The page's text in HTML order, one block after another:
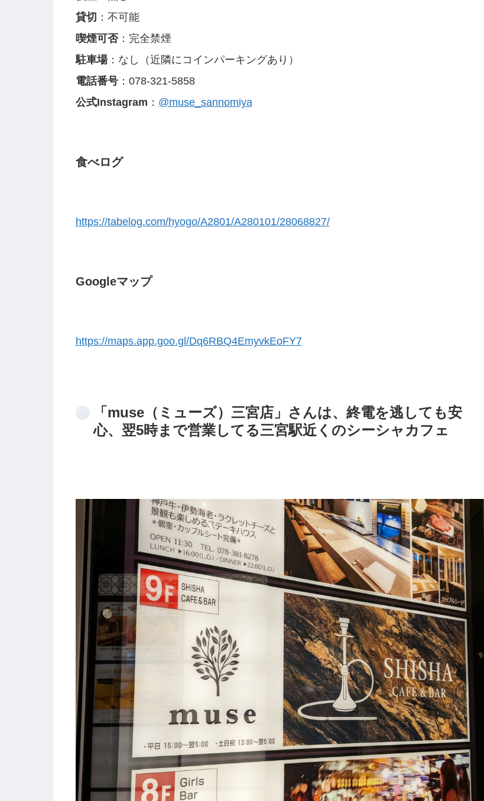
貸切 ：不可能
喫煙可否：完全禁煙
駐車場：なし（近隣にコインパーキングあり）
電話番号：078-321-5858
公式Instagram ： @muse_sannomiya
食べログ
https://tabelog.com/hyogo/A2801/A280101/28068827/
Googleマップ
https://maps.app.goo.gl/Dq6RBQ4EmyvkEoFY7
「muse（ミューズ）三宮店」さんは、終電を逃しても安
心、翌5時まで営業してる三宮駅近くのシーシャカフェ